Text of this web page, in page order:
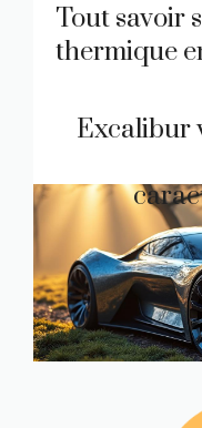
Tout savoir
thermique
Excalibur